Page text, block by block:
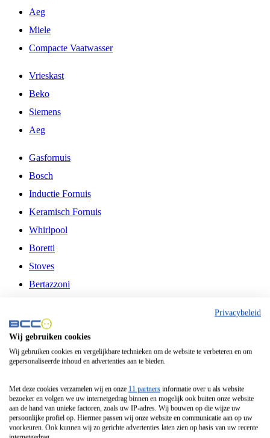
Aeg
Miele
Compacte Vaatwasser
Vrieskast
Beko
Siemens
Aeg
Gasfornuis
Bosch
Inductie Fornuis
Keramisch Fornuis
Whirlpool
Boretti
Stoves
Bertazzoni
Fitelli
Airfryer
Frituurpan
Contactgrill
Broodbakmachine
Broodrooster
Privacybeleid
Wij gebruiken cookies
Wij gebruiken cookies en vergelijkbare technieken om de website te verbeteren en om
gepersonaliseerde inhoud en advertenties aan te bieden.
Met deze cookies verzamelen wij en onze 11 partners informatie over u als website
bezoeker en volgen we uw internetgedrag binnen en mogelijk ook buiten onze website
aan de hand van unieke factoren, zoals uw IP-adres. Wij bouwen op die wijze uw
persoonlijke profiel op. Hiermee passen wij onze website en communicatie aan op uw
voorkeuren. Ook kunnen wij zo gerichte advertenties laten zien op basis van uw recente